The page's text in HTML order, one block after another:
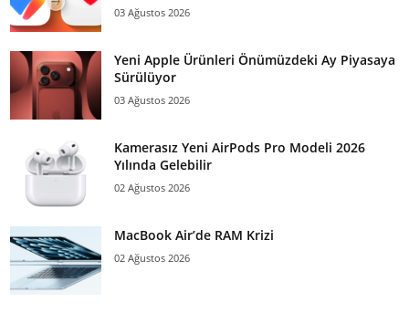
03 Ağustos 2026
Yeni Apple Ürünleri Önümüzdeki Ay Piyasaya
Sürülüyor
03 Ağustos 2026
Kamerasız Yeni AirPods Pro Modeli 2026
Yılında Gelebilir
02 Ağustos 2026
MacBook Air’de RAM Krizi
02 Ağustos 2026